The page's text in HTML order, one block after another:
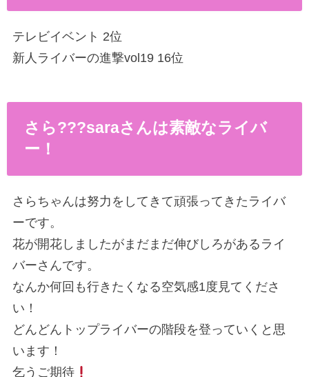
テレビイベント 2位
新人ライバーの進撃vol19 16位
さら???saraさんは素敵なライバ
ー！
さらちゃんは努力をしてきて頑張ってきたライバ
ーです。
花が開花しましたがまだまだ伸びしろがあるライ
バーさんです。
なんか何回も行きたくなる空気感1度見てくださ
い！
どんどんトップライバーの階段を登っていくと思
います！
乞うご期待